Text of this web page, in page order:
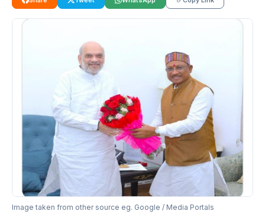
Image taken from other source eg. Google / Media Portals